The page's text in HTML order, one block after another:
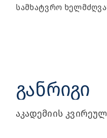
სამხატვრო
ᲒᲐᲜᲠᲘᲒᲘ
აკადემიის